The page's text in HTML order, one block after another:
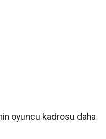
oyuncu kadrosu daha